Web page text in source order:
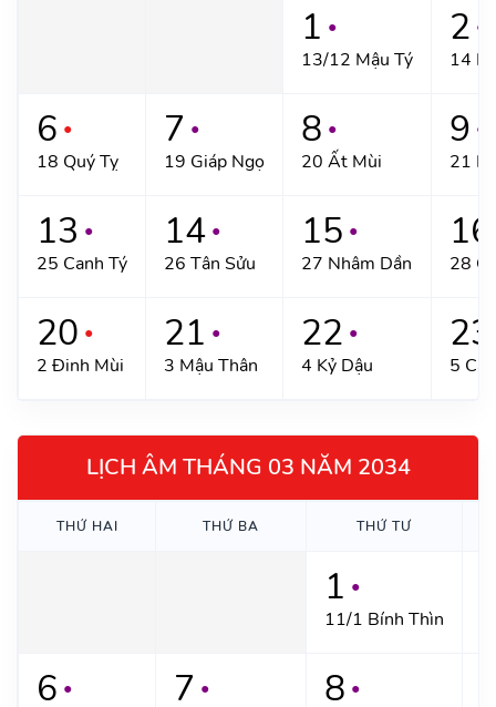
1 ●
13/12 Mậu Tý
2 ●
14
6 ●
18 Quý Tỵ
7 ●
19 Giáp Ngọ
8 ●
20 Ất Mùi
9 ●
21
13 ●
25 Canh Tý
14 ●
26 Tân Sửu
15 ●
27 Nhâm Dần
16
28
20 ●
2 Đinh Mùi
21 ●
3 Mậu Thân
22 ●
4 Kỷ Dậu
23
5
LỊCH ÂM THÁNG 03 NĂM 2034
THỨ HAI THỨ BA THỨ TƯ
1 ●
11/1 Bính Thìn
6 ● 7 ● 8 ●